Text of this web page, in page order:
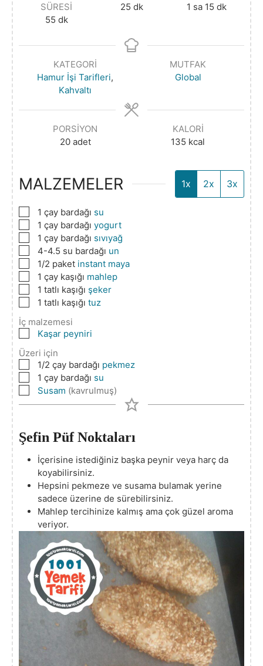
SÜRESI
55 dk
25 dk
1 sa 15 dk
KATEGORI
Hamur İşi Tarifleri,
Kahvaltı
MUTFAK
Global
PORSIYON
20 adet
KALORI
135 kcal
MALZEMELER 1x 2x 3x
▢1 çay bardağı su
▢1 çay bardağı yogurt
▢1 çay bardağı sıvıyağ
▢
4-4.5 su bardağı un
▢1/2 paket instant maya
▢1 çay kaşığı mahlep
▢1 tatlı kaşığı şeker
▢1 tatlı kaşığı tuz
İç malzemesi
▢
Kaşar peyniri
Üzeri için
▢1/2 çay bardağı pekmez
▢1 çay bardağı su
▢
Susam (kavrulmuş)
Şefin Püf Noktaları
İçerisine istediğiniz başka peynir veya harç da
koyabilirsiniz.
Hepsini pekmeze ve susama bulamak yerine
sadece üzerine de sürebilirsiniz.
Mahlep tercihinize kalmış ama çok güzel aroma
veriyor.